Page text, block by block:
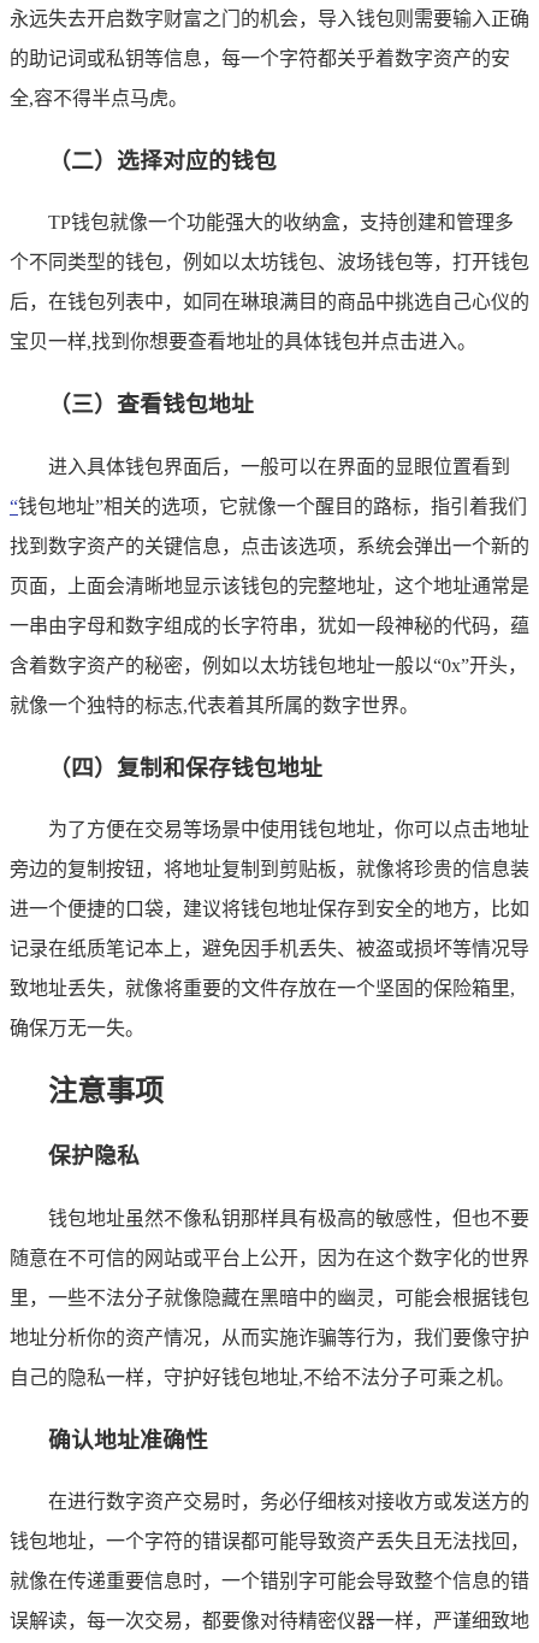
永远失去开启数字财富之门的机会，导入钱包则需要输入正确
的助记词或私钥等信息，每一个字符都关乎着数字资产的安
全,容不得半点马虎。
（二）选择对应的钱包
TP钱包就像一个功能强大的收纳盒，支持创建和管理多
个不同类型的钱包，例如以太坊钱包、波场钱包等，打开钱包
后，在钱包列表中，如同在琳琅满目的商品中挑选自己心仪的
宝贝一样,找到你想要查看地址的具体钱包并点击进入。
（三）查看钱包地址
进入具体钱包界面后，一般可以在界面的显眼位置看到
“钱包地址”相关的选项，它就像一个醒目的路标，指引着我们
找到数字资产的关键信息，点击该选项，系统会弹出一个新的
页面，上面会清晰地显示该钱包的完整地址，这个地址通常是
一串由字母和数字组成的长字符串，犹如一段神秘的代码，蕴
含着数字资产的秘密，例如以太坊钱包地址一般以“0x”开头，
就像一个独特的标志,代表着其所属的数字世界。
（四）复制和保存钱包地址
为了方便在交易等场景中使用钱包地址，你可以点击地址
旁边的复制按钮，将地址复制到剪贴板，就像将珍贵的信息装
进一个便捷的口袋，建议将钱包地址保存到安全的地方，比如
记录在纸质笔记本上，避免因手机丢失、被盗或损坏等情况导
致地址丢失，就像将重要的文件存放在一个坚固的保险箱里,
确保万无一失。
注意事项
保护隐私
钱包地址虽然不像私钥那样具有极高的敏感性，但也不要
随意在不可信的网站或平台上公开，因为在这个数字化的世界
里，一些不法分子就像隐藏在黑暗中的幽灵，可能会根据钱包
地址分析你的资产情况，从而实施诈骗等行为，我们要像守护
自己的隐私一样，守护好钱包地址,不给不法分子可乘之机。
确认地址准确性
在进行数字资产交易时，务必仔细核对接收方或发送方的
钱包地址，一个字符的错误都可能导致资产丢失且无法找回，
就像在传递重要信息时，一个错别字可能会导致整个信息的错
误解读，每一次交易，都要像对待精密仪器一样，严谨细致地